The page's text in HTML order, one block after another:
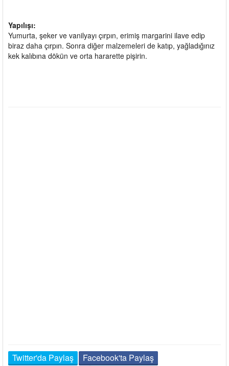
Yapılışı:
Yumurta, şeker ve vanilyayı çırpın, erimiş margarini ilave edip
biraz daha çırpın. Sonra diğer malzemeleri de katıp, yağladığınız
kek kalıbına dökün ve orta hararette pişirin.
Twitter'da Paylaş
Facebook'ta Paylaş